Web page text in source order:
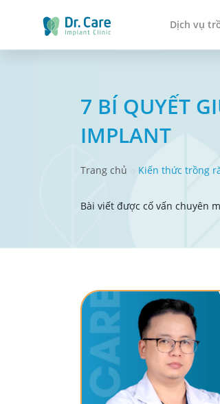
Dịch vụ
7 BÍ QUYẾT
IMPLANT
Trang chủ Kiến thức trồng
Bài viết được cố vấn chuyên